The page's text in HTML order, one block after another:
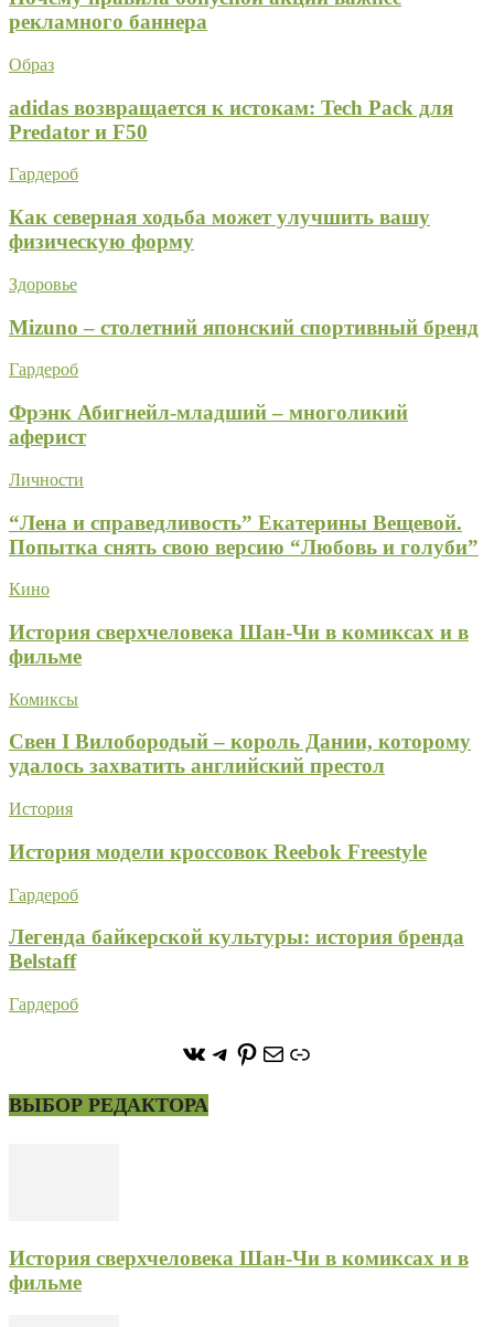
рекламного баннера
Образ
adidas возвращается к истокам: Tech Pack для
Predator и F50
Гардероб
Как северная ходьба может улучшить вашу
физическую форму
Здоровье
Mizuno – столетний японский спортивный бренд
Гардероб
Фрэнк Абигнейл-младший – многоликий
аферист
Личности
“Лена и справедливость” Екатерины Вещевой.
Попытка снять свою версию “Любовь и голуби”
Кино
История сверхчеловека Шан-Чи в комиксах и в
фильме
Комиксы
Свен I Вилобородый – король Дании, которому
удалось захватить английский престол
История
История модели кроссовок Reebok Freestyle
Гардероб
Легенда байкерской культуры: история бренда
Belstaff
Гардероб
https://vk.com/
https://t.me/stoneforest
https://
ПочтаСсылка
ВЫБОР РЕДАКТОРА
История сверхчеловека Шан-Чи в комиксах и в
фильме